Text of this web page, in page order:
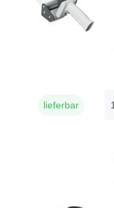
lieferbar